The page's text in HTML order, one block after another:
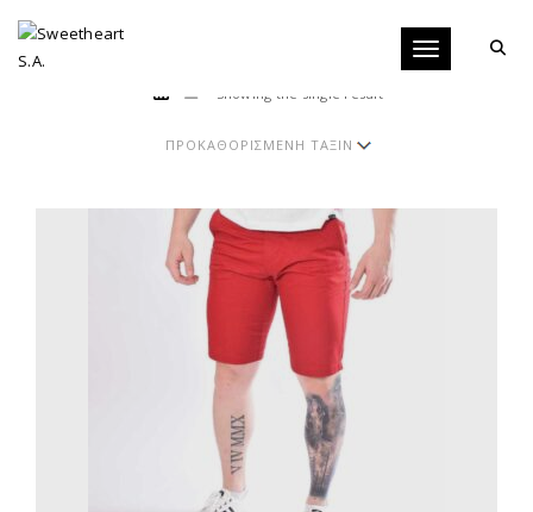
Toggle
Showing the single result